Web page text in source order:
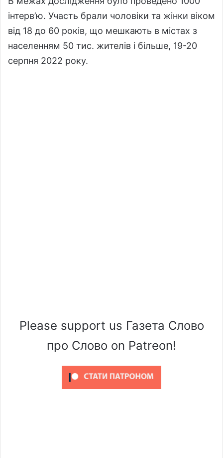
інтерв’ю. Участь брали чоловіки та жінки віком
від 18 до 60 років, що мешкають в містах з
населенням 50 тис. жителів і більше, 19-20
серпня 2022 року.
Please support us Газета Слово
про Слово on Patreon!